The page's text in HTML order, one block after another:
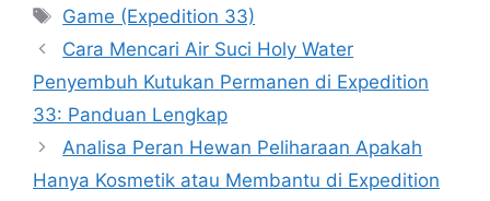
Tags
Game (Expedition 33)
Cara Mencari Air Suci Holy Water
Penyembuh Kutukan Permanen di Expedition
33: Panduan Lengkap
Analisa Peran Hewan Peliharaan Apakah
Hanya Kosmetik atau Membantu di Expedition